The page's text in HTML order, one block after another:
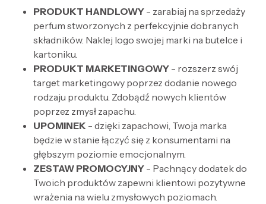
PRODUKT HANDLOWY - zarabiaj na sprzedaży
perfum stworzonych z perfekcyjnie dobranych
składników. Naklej logo swojej marki na butelce i
kartoniku.
PRODUKT MARKETINGOWY - rozszerz swój
target marketingowy poprzez dodanie nowego
rodzaju produktu. Zdobądź nowych klientów
poprzez zmysł zapachu.
UPOMINEK - dzięki zapachowi, Twoja marka
będzie w stanie łączyć się z konsumentami na
głębszym poziomie emocjonalnym.
ZESTAW PROMOCYJNY - Pachnący dodatek do
Twoich produktów zapewni klientowi pozytywne
wrażenia na wielu zmysłowych poziomach.